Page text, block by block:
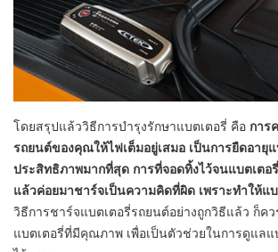
โดยสรุปแล้ววิธีการบำรุงรักษาแบตเตอรี่ คือ การ
รถยนต์ของคุณให้ไฟเต็มอยู่เสมอ เป็นการยืดอายุแ
ประสิทธิภาพมากที่สุด การที่จอดทิ้งไว้จนแบตเต
แล้วค่อยมาชาร์จเป็นความคิดที่ผิด เพราะทำให้แบ
วิธีการชาร์จแบตเตอรี่รถยนต์อย่างถูกวิธีแล้ว ก็คว
แบตเตอรี่ที่มีคุณภาพ เพื่อเป็นตัวช่วยในการดูแลแ